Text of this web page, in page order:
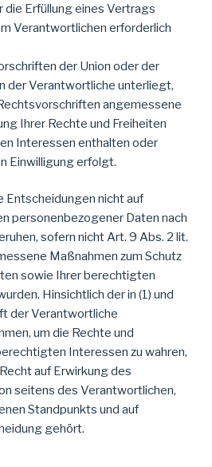
die Erfüllung eines Vertrags
Verantwortlichen erforderlich
der Union oder der
der Verantwortliche unterliegt,
angemessene
Ihrer Rechte und Freiheiten
Interessen enthalten oder
Einwilligung erfolgt.
Entscheidungen nicht auf
personenbezogener Daten nach
sofern nicht Art. 9 Abs. 2 lit.
Maßnahmen zum Schutz
sowie Ihrer berechtigten
Hinsichtlich der in (1) und
der Verantwortliche
um die Rechte und
Interessen zu wahren,
auf Erwirkung des
seitens des Verantwortlichen,
Standpunkts und auf
gehört.